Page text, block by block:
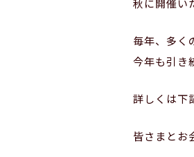
秋に開催い
毎年、多く
今年も引き
詳しくは下
皆さまとお